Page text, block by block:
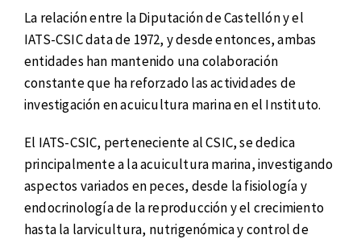
La relación entre la Diputación de Castellón y el
IATS-CSIC data de 1972, y desde entonces, ambas
entidades han mantenido una colaboración
constante que ha reforzado las actividades de
investigación en acuicultura marina en el Instituto.
El IATS-CSIC, perteneciente al CSIC, se dedica
principalmente a la acuicultura marina, investigando
aspectos variados en peces, desde la fisiología y
endocrinología de la reproducción y el crecimiento
hasta la larvicultura, nutrigenómica y control de